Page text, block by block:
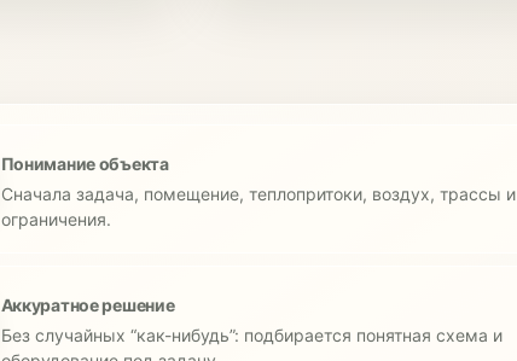
Понимание объекта
Сначала задача, помещение, теплопритоки, воздух, трассы и
ограничения.
Аккуратное решение
Без случайных “как-нибудь”: подбирается понятная схема и